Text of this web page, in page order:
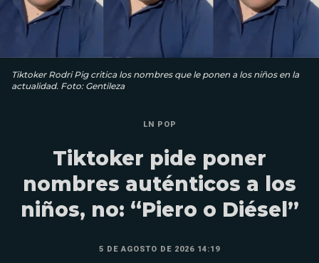
Tiktoker Rodri Pig critica los nombres que le ponen a los niños en la
actualidad. Foto: Gentileza
LN POP
Tiktoker pide poner
nombres auténticos a los
niños, no: “Piero o Diésel”
5 DE AGOSTO DE 2026 14:19